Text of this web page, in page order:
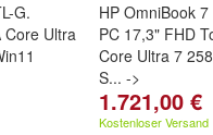
G.
Core Ultra
HP OmniBook
PC 17,3" FHD
Core Ultra 7
S... ->
1.721,00 €
Kostenloser Versand